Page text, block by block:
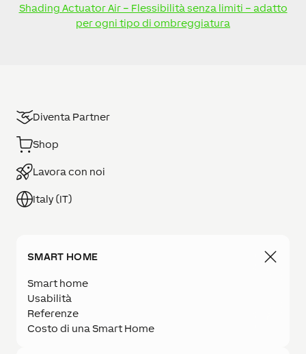
Shading Actuator Air – Flessibilità senza limiti – adatto
per ogni tipo di ombreggiatura
Diventa Partner
Shop
Lavora con noi
Italy (IT)
SMART HOME
Smart home
Usabilità
Referenze
Costo di una Smart Home